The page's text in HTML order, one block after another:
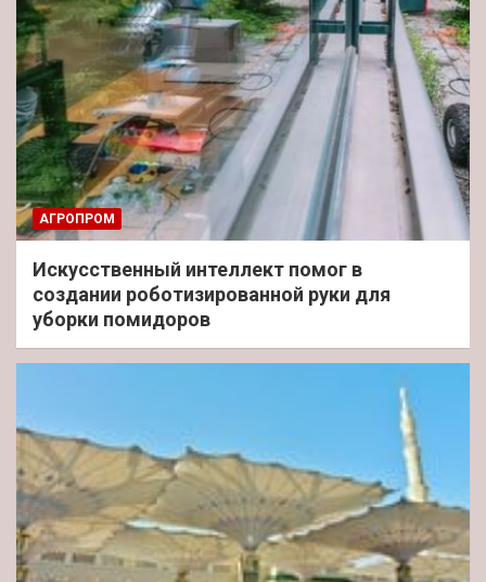
АГРОПРОМ
Искусственный интеллект помог в
создании роботизированной руки для
уборки помидоров